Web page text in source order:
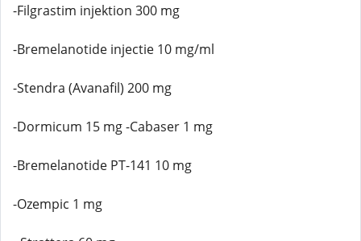
-Filgrastim injektion 300 mg
-Bremelanotide injectie 10 mg/ml
-Stendra (Avanafil) 200 mg
-Dormicum 15 mg -Cabaser 1 mg
-Bremelanotide PT-141 10 mg
-Ozempic 1 mg